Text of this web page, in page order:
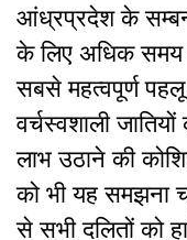
आंध्रप्रदेश के
के लिए अधिक समय
सबसे महत्वपूर्ण
वर्चस्वशाली
लाभ उठाने की
को भी यह समझना
से सभी दलितों को